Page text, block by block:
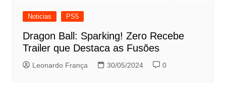
Noticias PS5
Dragon Ball: Sparking! Zero Recebe
Trailer que Destaca as Fusões
Leonardo França 30/05/2024 0